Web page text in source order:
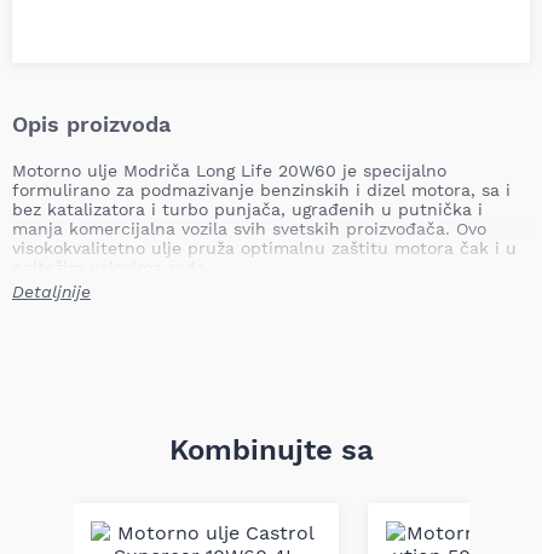
Opis proizvoda
Motorno ulje Modriča Long Life 20W60 je specijalno
formulirano za podmazivanje benzinskih i dizel motora, sa i
bez katalizatora i turbo punjača, ugrađenih u putnička i
manja komercijalna vozila svih svetskih proizvođača. Ovo
visokokvalitetno ulje pruža optimalnu zaštitu motora čak i u
Zahvaljujući svojoj formulaciji, Modriča Long Life 20W60
Flash Point: min. 230°C
Detaljnije
Kombinujte sa